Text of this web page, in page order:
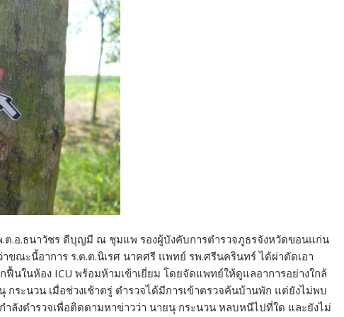
.ต.อ.ธนาวัชร ดีบุญมี ณ ชุมแพ รองผู้บังคับการตำรวจภูธรจังหวัดขอนแก่น
ขณะนี้อาการ ร.ต.ต.นิเรศ นาคศรี แพทย์ รพ.ศรีนครินทร์ ได้ผ่าตัดเอา
นในห้อง ICU พร้อมห้ามเข้าเยี่ยม โดยจัดแพทย์ให้ดูแลอาการอย่างใกล้
ระนวน เมื่อช่วงเช้าตรู่ ตำรวจได้มีการเข้าตรวจค้นบ้านพัก แต่ยังไม่พบ
ลังตำรวจเพื่อติดตามหาข่าวว่า นายนุ กระนวน หลบหนีไปที่ใด และยังไม่